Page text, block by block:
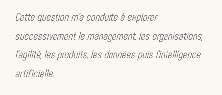
Cette question m’a conduite à explorer
successivement le management, les organisations,
l’agilité, les produits, les données puis l’intelligence
artificielle.